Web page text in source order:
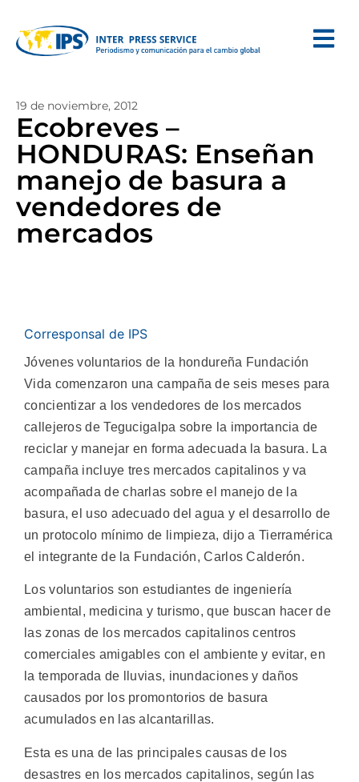
19 de noviembre, 2012
Ecobreves –
HONDURAS: Enseñan
manejo de basura a
vendedores de
mercados
Corresponsal de IPS
Jóvenes voluntarios de la hondureña Fundación
Vida comenzaron una campaña de seis meses para
concientizar a los vendedores de los mercados
callejeros de Tegucigalpa sobre la importancia de
reciclar y manejar en forma adecuada la basura. La
campaña incluye tres mercados capitalinos y va
acompañada de charlas sobre el manejo de la
basura, el uso adecuado del agua y el desarrollo de
un protocolo mínimo de limpieza, dijo a Tierramérica
el integrante de la Fundación, Carlos Calderón.
Los voluntarios son estudiantes de ingeniería
ambiental, medicina y turismo, que buscan hacer de
las zonas de los mercados capitalinos centros
comerciales amigables con el ambiente y evitar, en
la temporada de lluvias, inundaciones y daños
causados por los promontorios de basura
acumulados en las alcantarillas.
Esta es una de las principales causas de los
desastres en los mercados capitalinos, según las